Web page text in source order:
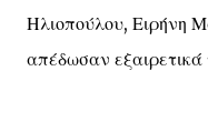
Ηλιοπούλου, Ειρήνη
απέδωσαν εξαιρετικά